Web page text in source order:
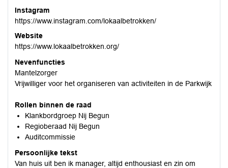
Instagram
https://www.instagram.com/lokaalbetrokken/
Website
https://www.lokaalbetrokken.org/
Nevenfuncties
Mantelzorger
Vrijwilliger voor het organiseren van activiteiten in de Parkwijk
Rollen binnen de raad
Klankbordgroep Nij Begun
Regioberaad Nij Begun
Auditcommissie
Persoonlijke tekst
Van huis uit ben ik manager, altijd enthousiast en zin om